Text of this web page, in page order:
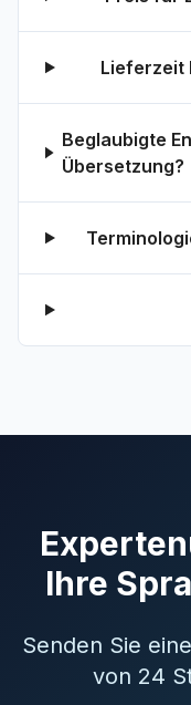
Lieferzeit
Beglaubigte
Übersetzung?
Ihre
Senden Sie
von 24